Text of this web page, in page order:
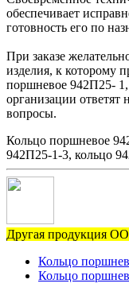
обеспечивает
готовность его по
При заказе
изделия, к которому
поршневое 942П25-
организации
вопросы.
Кольцо поршневое
942П25-1-3, кольцо
Другая продукция
Кольцо
Кольцо